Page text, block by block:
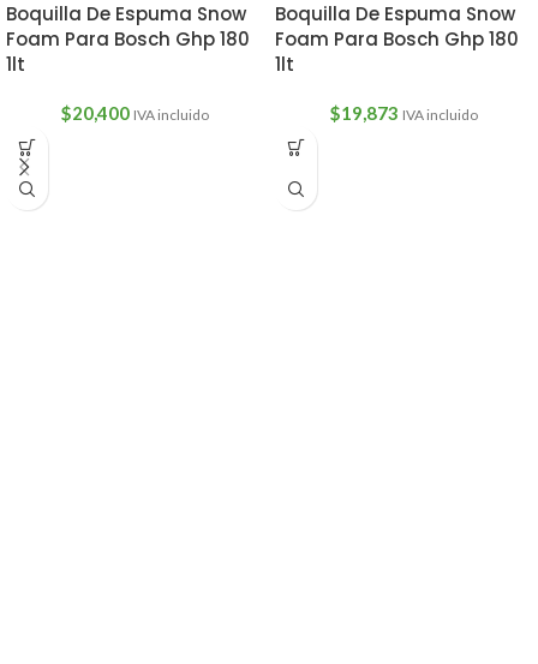
Boquilla De Espuma Snow
Foam Para Bosch Ghp 180
1lt
$20,400 IVA incluido
Boquilla De Espuma Snow
Foam Para Bosch Ghp 180
1lt
$19,873 IVA incluido